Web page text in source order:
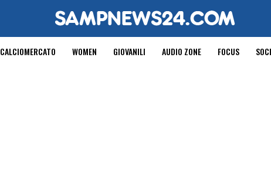
CALCIOMERCATO WOMEN GIOVANILI AUDIO ZONE FOCUS